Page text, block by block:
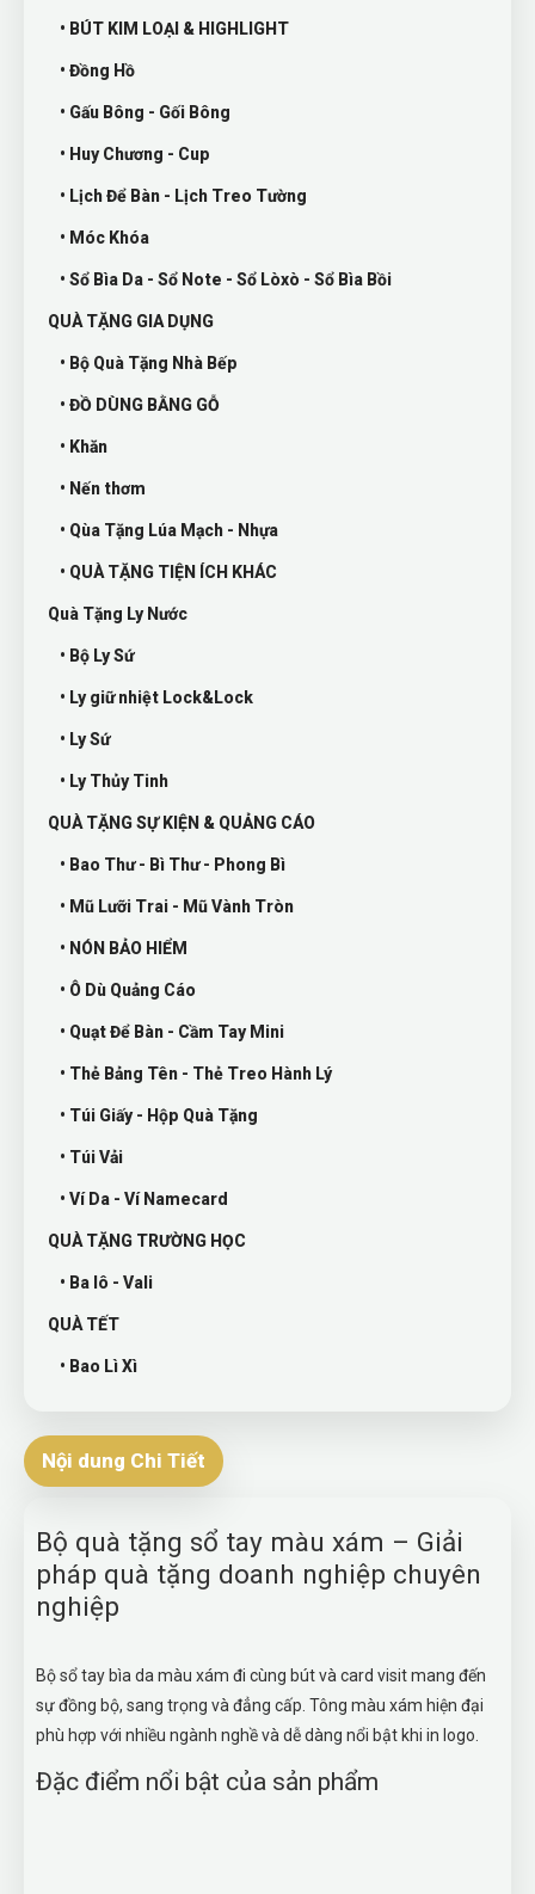
• BÚT KIM LOẠI & HIGHLIGHT
• Đồng Hồ
• Gấu Bông - Gối Bông
• Huy Chương - Cup
• Lịch Để Bàn - Lịch Treo Tường
• Móc Khóa
• Sổ Bìa Da - Sổ Note - Sổ Lòxò - Sổ Bìa Bồi
QUÀ TẶNG GIA DỤNG
• Bộ Quà Tặng Nhà Bếp
• ĐỒ DÙNG BẰNG GỖ
• Khăn
• Nến thơm
• Qùa Tặng Lúa Mạch - Nhựa
• QUÀ TẶNG TIỆN ÍCH KHÁC
Quà Tặng Ly Nước
• Bộ Ly Sứ
• Ly giữ nhiệt Lock&Lock
• Ly Sứ
• Ly Thủy Tinh
QUÀ TẶNG SỰ KIỆN & QUẢNG CÁO
• Bao Thư - Bì Thư - Phong Bì
• Mũ Lưỡi Trai - Mũ Vành Tròn
• NÓN BẢO HIỂM
• Ô Dù Quảng Cáo
• Quạt Để Bàn - Cầm Tay Mini
• Thẻ Bảng Tên - Thẻ Treo Hành Lý
• Túi Giấy - Hộp Quà Tặng
• Túi Vải
• Ví Da - Ví Namecard
QUÀ TẶNG TRƯỜNG HỌC
• Ba lô - Vali
QUÀ TẾT
• Bao Lì Xì
Nội dung Chi Tiết
Bộ quà tặng sổ tay màu xám – Giải
pháp quà tặng doanh nghiệp chuyên
nghiệp
Bộ sổ tay bìa da màu xám đi cùng bút và card visit mang đến
sự đồng bộ, sang trọng và đẳng cấp. Tông màu xám hiện đại
phù hợp với nhiều ngành nghề và dễ dàng nổi bật khi in logo.
Đặc điểm nổi bật của sản phẩm